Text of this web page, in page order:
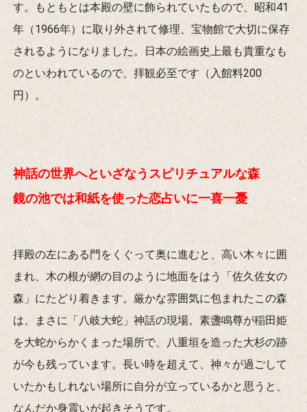
す。もともとは本殿の壁に飾られていたもので、昭和41
年（1966年）に取り外されて修理、宝物館で大切に保存
されるようになりました。日本の絵画史上最も貴重なも
のといわれているので、拝観必至です（入館料200
円）。
神話の世界へといざなうスピリチュアルな森
鏡の池では和紙を使った恋占いに一喜一憂
拝殿の左にある門をくぐって奥に進むと、高い木々に囲
まれ、木の根が網の目のように地面をはう「佐久佐女の
森」にたどり着きます。厳かな雰囲気に包まれたこの森
は、まさに「八岐大蛇」神話の現場。素盞鳴尊が稲田姫
を大蛇からかくまった場所で、八重垣を造った大杉の跡
が今も残っています。長い時を超えて、神々が過ごして
いたかもしれない場所に自分が立っているかと思うと、
なんだか身震いが起きそうです。